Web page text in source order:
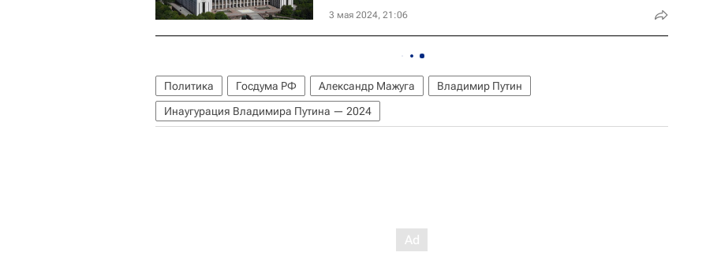
3 мая 2024, 21:06
Политика Госдума РФ Александр Мажуга
Владимир Путин
Инаугурация Владимира Путина — 2024